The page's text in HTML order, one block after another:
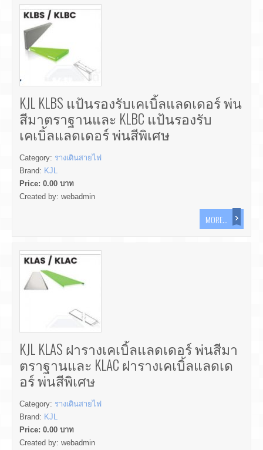
KJL KLBS แป้นรองรับเคเบิ้ลแลดเดอร์ พ่น
สีมาตราฐานและ KLBC แป้นรองรับ
เคเบิ้ลแลดเดอร์ พ่นสีพิเศษ
Category: รางเดินสายไฟ
Brand: KJL
Price: 0.00 บาท
Created by: webadmin
MORE...
KJL KLAS ฝารางเคเบิ้ลแลดเดอร์ พ่นสีมา
ตราฐานและ KLAC ฝารางเคเบิ้ลแลดเด
อร์ พ่นสีพิเศษ
Category: รางเดินสายไฟ
Brand: KJL
Price: 0.00 บาท
Created by: webadmin